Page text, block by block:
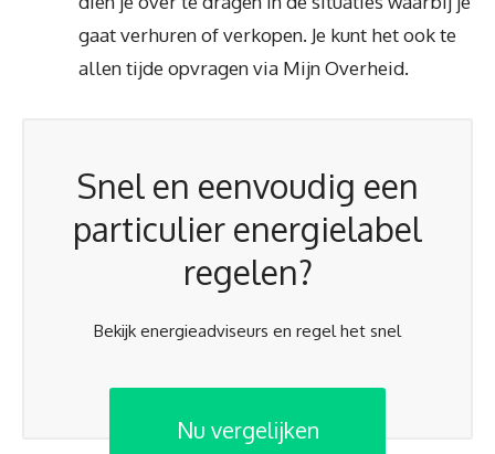
gaat verhuren of verkopen. Je kunt het ook te
allen tijde opvragen via Mijn Overheid.
Snel en eenvoudig een
particulier energielabel
regelen?
Bekijk energieadviseurs en regel het snel
Nu vergelijken